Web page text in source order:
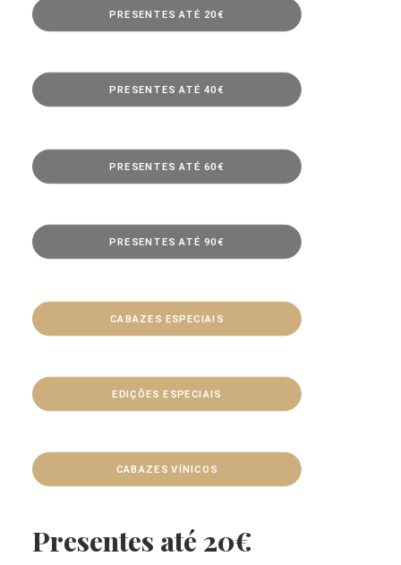
PRESENTES ATÉ 20€
PRESENTES ATÉ 40€
PRESENTES ATÉ 60€
PRESENTES ATÉ 90€
CABAZES ESPECIAIS
EDIÇÕES ESPECIAIS
CABAZES VÍNICOS
Presentes até 20€